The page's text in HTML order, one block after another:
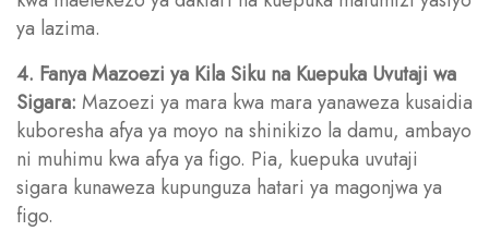
ya lazima.
4. Fanya Mazoezi ya Kila Siku na Kuepuka Uvutaji wa
Sigara: Mazoezi ya mara kwa mara yanaweza kusaidia
kuboresha afya ya moyo na shinikizo la damu, ambayo
ni muhimu kwa afya ya figo. Pia, kuepuka uvutaji
sigara kunaweza kupunguza hatari ya magonjwa ya
figo.